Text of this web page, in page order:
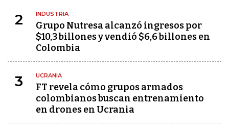
2 INDUSTRIA
Grupo Nutresa alcanzó ingresos por
$10,3 billones y vendió $6,6 billones en
Colombia
3 UCRANIA
FT revela cómo grupos armados
colombianos buscan entrenamiento
en drones en Ucrania